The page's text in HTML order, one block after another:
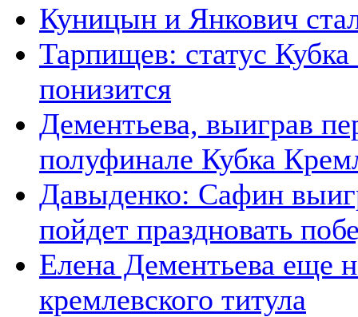
Куницын и Янкович
Тарпищев: статус
понизится
Дементьева, выиграв
полуфинале Кубка
Давыденко: Сафин
пойдет праздновать
Елена Дементьева еще
кремлевского титула